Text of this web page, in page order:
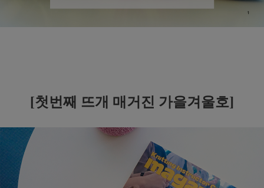
[첫번째 뜨개 매거진 가을겨울호]